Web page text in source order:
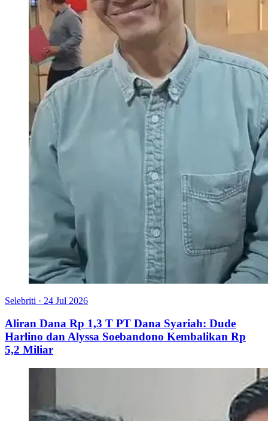
Selebriti · 24 Jul 2026
Aliran Dana Rp 1,3 T PT Dana Syariah: Dude
Harlino dan Alyssa Soebandono Kembalikan Rp
5,2 Miliar